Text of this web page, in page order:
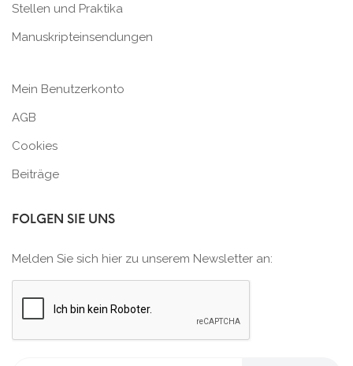
Stellen und Praktika
Manuskripteinsendungen
Mein Benutzerkonto
AGB
Cookies
Beiträge
FOLGEN SIE UNS
Melden Sie sich hier zu unserem Newsletter an: